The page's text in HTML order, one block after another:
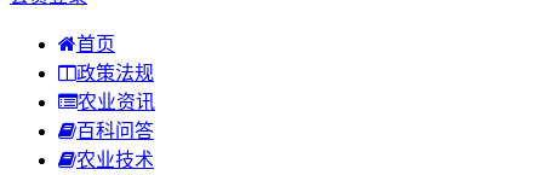
首页
政策法规
农业资讯
百科问答
农业技术